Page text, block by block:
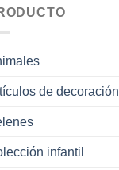
de decoración
infantil